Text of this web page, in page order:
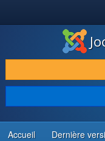
TÉLÉCHARGER &
DÉCOUVRIR &
COMMUNAUTÉ &
RESSOURCES
Accueil Dernière